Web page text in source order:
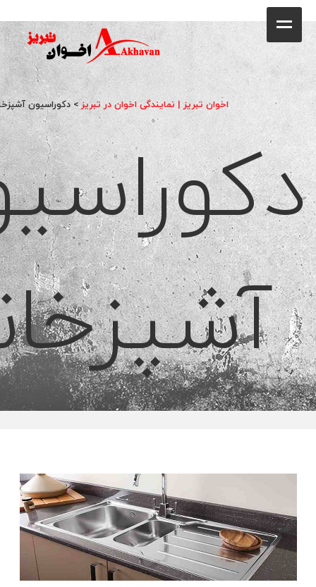
فروشگاه
محصولات
جشنواره فروش ویژه
کاتالوگ
گالری
وبلاگ
تماس با ما
اخوان تبریز | نمایندگی اخوان در تبریز>دکوراسیون